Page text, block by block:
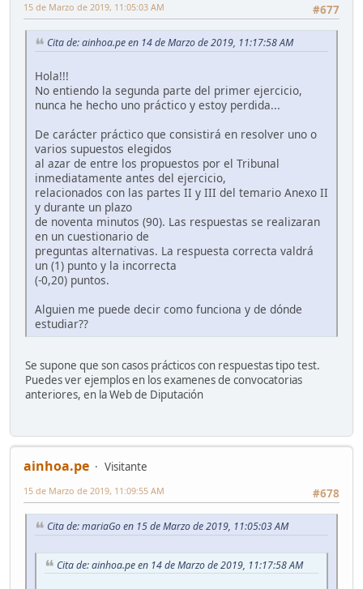
#677
15 de Marzo de 2019, 11:05:03 AM
Cita de: ainhoa.pe en 14 de Marzo de 2019, 11:17:58 AM
Hola!!!
No entiendo la segunda parte del primer ejercicio,
nunca he hecho uno práctico y estoy perdida...
De carácter práctico que consistirá en resolver uno o
varios supuestos elegidos
al azar de entre los propuestos por el Tribunal
inmediatamente antes del ejercicio,
relacionados con las partes II y III del temario Anexo II
y durante un plazo
de noventa minutos (90). Las respuestas se realizaran
en un cuestionario de
preguntas alternativas. La respuesta correcta valdrá
un (1) punto y la incorrecta
(-0,20) puntos.
Alguien me puede decir como funciona y de dónde
estudiar??
Se supone que son casos prácticos con respuestas tipo test.
Puedes ver ejemplos en los examenes de convocatorias
anteriores, en la Web de Diputación
ainhoa.pe
Visitante
#678
15 de Marzo de 2019, 11:09:55 AM
Cita de: mariaGo en 15 de Marzo de 2019, 11:05:03 AM
Cita de: ainhoa.pe en 14 de Marzo de 2019, 11:17:58 AM